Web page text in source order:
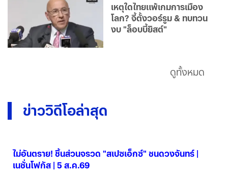
เหตุใดไทยแพ้เกมการเมือง
โลก? จี้ตั้งวอร์รูม & ทบทวน
งบ "ล็อบบี้ยิสต์"
ดูทั้งหมด
ข่าววิดีโอล่าสุด
ไม่อันตราย! ชิ้นส่วนจรวด "สเปซเอ็กซ์" ชนดวงจันทร์ |
เนชั่นโฟกัส | 5 ส.ค.69